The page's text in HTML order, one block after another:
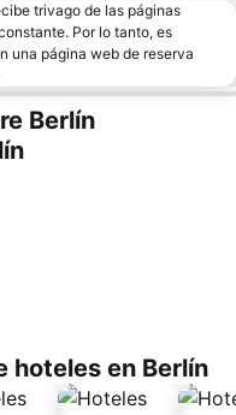
trivago de las páginas
Por lo tanto, es
una página web de reserva
Berlín
hoteles en Berlín